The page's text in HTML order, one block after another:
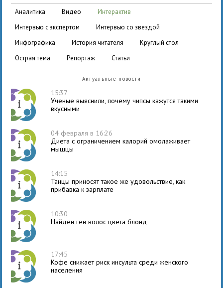
аналитика видео
интерактив
интервью с экспертом
интервью со звездой
инфографика
история читателя
круглый стол
острая тема
репортаж статьи
Актуальные новости
15:37
Ученые выяснили, почему чипсы кажутся такими
вкусными
04 февраля в 16:26
Диета с ограничением калорий омолаживает
мышцы
14:15
Танцы приносят такое же удовольствие, как
прибавка к зарплате
10:30
Найден ген волос цвета блонд
17:45
Кофе снижает риск инсульта среди женского
населения